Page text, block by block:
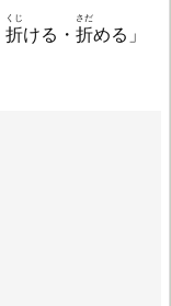
折
くじ
ける・ 折
さだ
める」